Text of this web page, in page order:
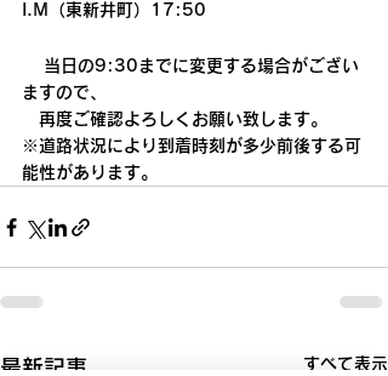
I.M（東新井町）17:50
当日の9:30までに変更する場合がござい
ますので、
再度ご確認よろしくお願い致します。
※道路状況により到着時刻が多少前後する可
能性があります。
最新記事 すべて表示